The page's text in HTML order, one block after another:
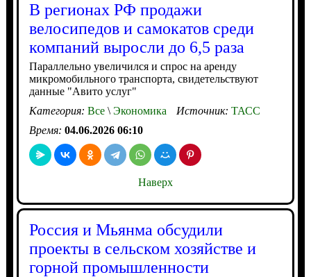
В регионах РФ продажи
велосипедов и самокатов среди
компаний выросли до 6,5 раза
Параллельно увеличился и спрос на аренду
микромобильного транспорта, свидетельствуют
данные "Авито услуг"
Категория: Все\Экономика Источник: ТАСС
Время: 04.06.2026 06:10
Наверх
Россия и Мьянма обсудили
проекты в сельском хозяйстве и
горной промышленности